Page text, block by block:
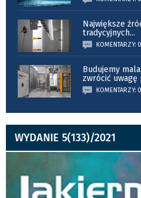
Największe
tradycyjnych...
KOMENTARZY: 0
Budujemy
zwrócić uwagę
KOMENTARZY: 0
WYDANIE 5(133)/2021